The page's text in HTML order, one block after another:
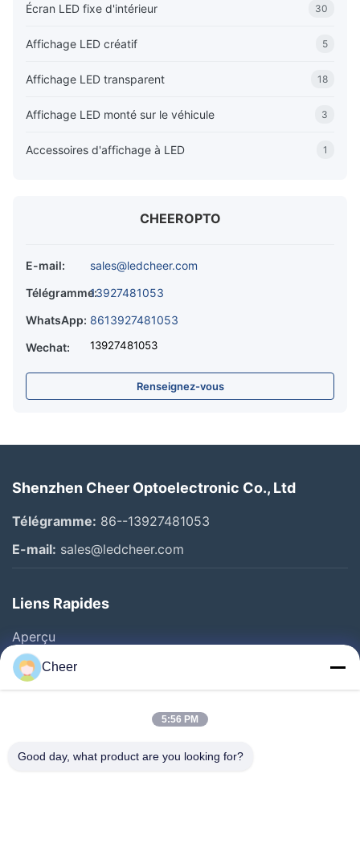
Écran LED fixe d'intérieur 30
Affichage LED créatif 5
Affichage LED transparent 18
Affichage LED monté sur le véhicule 3
Accessoires d'affichage à LED 1
CHEEROPTO
E-mail:
sales@ledcheer.com
Télégramme:13927481053
WhatsApp: 8613927481053
Wechat:
13927481053
Renseignez-vous
Shenzhen Cheer Optoelectronic Co., Ltd
Télégramme: 86--13927481053
E-mail: sales@ledcheer.com
Liens Rapides
Aperçu
Produits
A Propos De Nous
Contrôle De La Qualité
Cheer
5:56 PM
Good day, what product are you looking for?